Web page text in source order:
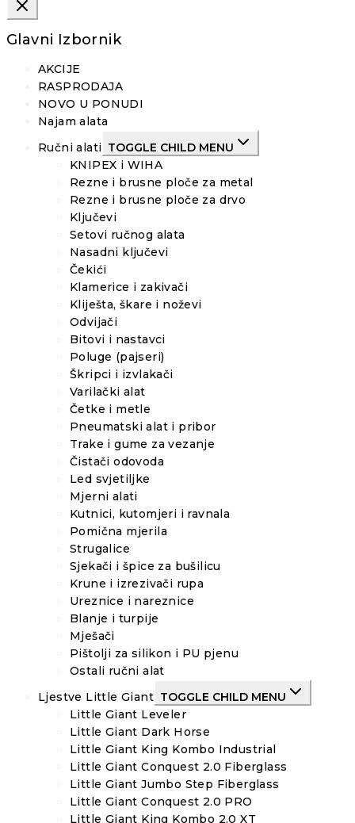
Glavni Izbornik
AKCIJE
RASPRODAJA
NOVO U PONUDI
Najam alata
Ručni alati TOGGLE CHILD MENU
KNIPEX i WIHA
Rezne i brusne ploče za metal
Rezne i brusne ploče za drvo
Ključevi
Setovi ručnog alata
Nasadni ključevi
Čekići
Klamerice i zakivači
Kliješta, škare i noževi
Odvijači
Bitovi i nastavci
Poluge (pajseri)
Škripci i izvlakači
Varilački alat
Četke i metle
Pneumatski alat i pribor
Trake i gume za vezanje
Čistači odovoda
Led svjetiljke
Mjerni alati
Kutnici, kutomjeri i ravnala
Pomična mjerila
Strugalice
Sjekači i špice za bušilicu
Krune i izrezivači rupa
Ureznice i nareznice
Blanje i turpije
Mješači
Pištolji za silikon i PU pjenu
Ostali ručni alat
Ljestve Little Giant TOGGLE CHILD MENU
Little Giant Leveler
Little Giant Dark Horse
Little Giant King Kombo Industrial
Little Giant Conquest 2.0 Fiberglass
Little Giant Jumbo Step Fiberglass
Little Giant Conquest 2.0 PRO
Little Giant King Kombo 2.0 XT